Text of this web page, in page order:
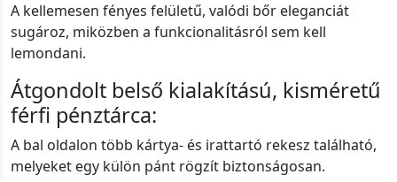
A kellemesen fényes felületű, valódi bőr eleganciát
sugároz, miközben a funkcionalitásról sem kell
lemondani.
Átgondolt belső kialakítású, kisméretű
férfi pénztárca:
A bal oldalon több kártya- és irattartó rekesz található,
melyeket egy külön pánt rögzít biztonságosan.